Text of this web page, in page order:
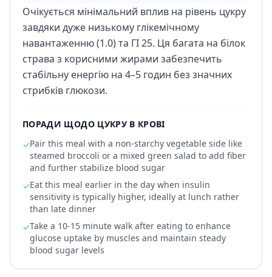
Очікується мінімальний вплив на рівень цукру
завдяки дуже низькому глікемічному
навантаженню (1.0) та ГІ 25. Ця багата на білок
страва з корисними жирами забезпечить
стабільну енергію на 4–5 годин без значних
стрибків глюкози.
ПОРАДИ ЩОДО ЦУКРУ В КРОВІ
✓Pair this meal with a non-starchy vegetable side like
steamed broccoli or a mixed green salad to add fiber
and further stabilize blood sugar
✓Eat this meal earlier in the day when insulin
sensitivity is typically higher, ideally at lunch rather
than late dinner
✓Take a 10-15 minute walk after eating to enhance
glucose uptake by muscles and maintain steady
blood sugar levels